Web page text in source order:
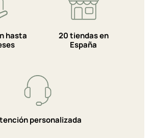
hasta
20 tiendas en
España
personalizada